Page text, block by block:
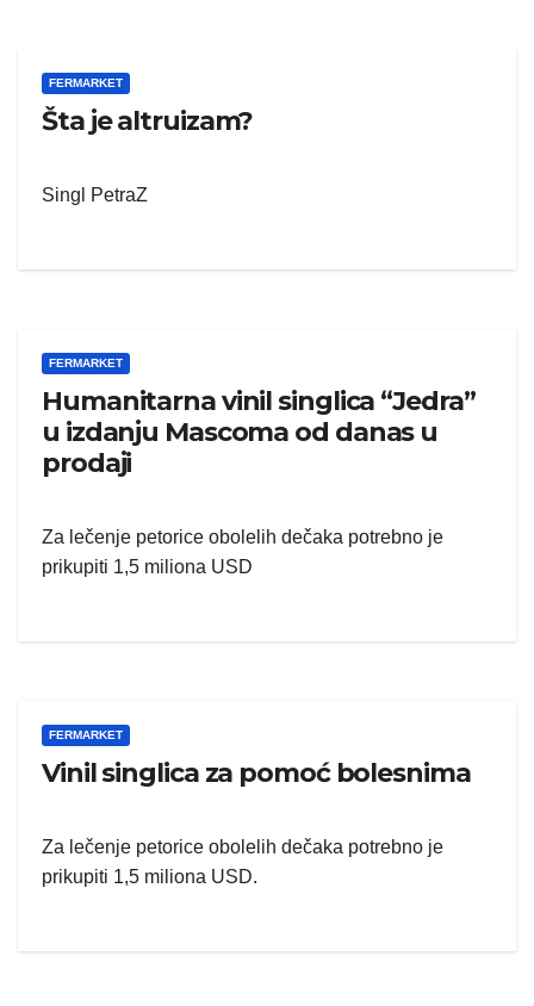
FERMARKET
Šta je altruizam?
Singl PetraZ
FERMARKET
Humanitarna vinil singlica “Jedra”
u izdanju Mascoma od danas u
prodaji
Za lečenje petorice obolelih dečaka potrebno je
prikupiti 1,5 miliona USD
FERMARKET
Vinil singlica za pomoć bolesnima
Za lečenje petorice obolelih dečaka potrebno je
prikupiti 1,5 miliona USD.